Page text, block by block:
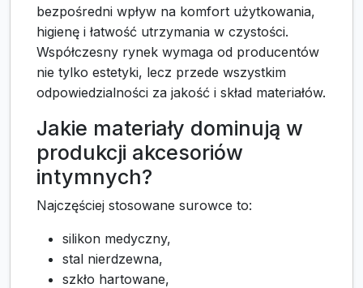
bezpośredni wpływ na komfort użytkowania,
higienę i łatwość utrzymania w czystości.
Współczesny rynek wymaga od producentów
nie tylko estetyki, lecz przede wszystkim
odpowiedzialności za jakość i skład materiałów.
Jakie materiały dominują w
produkcji akcesoriów
intymnych?
Najczęściej stosowane surowce to:
silikon medyczny,
stal nierdzewna,
szkło hartowane,